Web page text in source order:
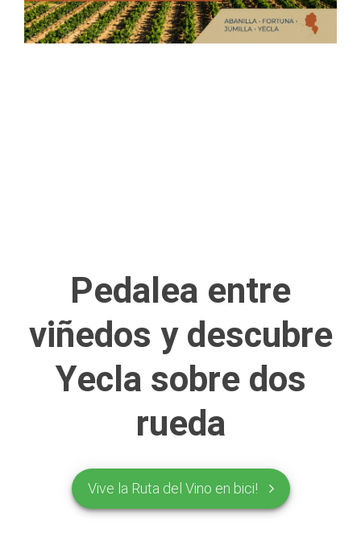
Pedalea entre
viñedos y descubre
Yecla sobre dos
rueda
Vive la Ruta del Vino en bici!